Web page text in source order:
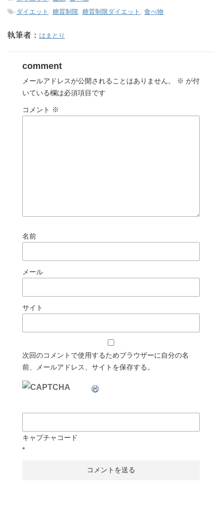
-ダイエット , 糖質制限, 糖質制限ダイエット , 食べ物
執筆者： はまとり
comment
メールアドレスが公開されることはありません。 ※ が付
いている欄は必須項目です
コメント ※
名前
メール
サイト
次回のコメントで使用するためブラウザーに自分の名
前、メールアドレス、サイトを保存する。
キャプチャコード
*